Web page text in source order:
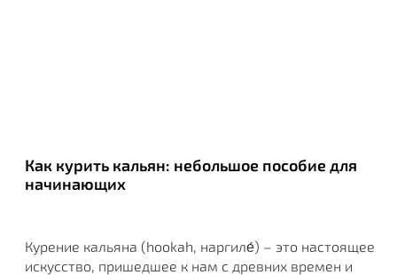
Как курить кальян: небольшое пособие для
начинающих
Курение кальяна (hookah, наргиле́) – это настоящее
искусство, пришедшее к нам с древних времен и